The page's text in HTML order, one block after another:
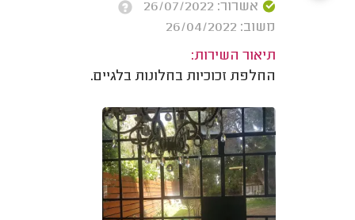
אשרור: 26/07/2022
משוב: 26/04/2022
תיאור השירות:
החלפת זכוכיות בחלונות בלגיים.